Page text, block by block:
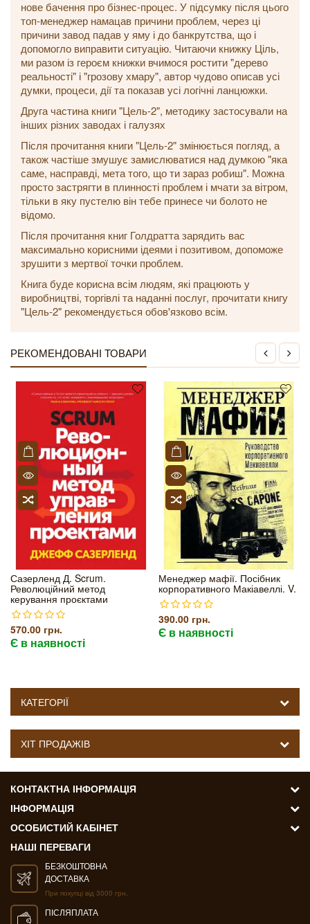
нове бачення про бізнес-процес. У підсумку після цього
топ-менеджер намацав причини проблем, через ці
причини завод падав у яму і до банкрутства, що і
допомогло виправити ситуацію. Читаючи книжку Ціль,
ми разом із героєм книжки вчимося ростити "дерево
реальності" і "грозову хмару", автор чудово описав усі
думки, процеси, дії та показав усі логічні ланцюжки.
Друга частина книги "Цель-2", методику застосували на
інших різних заводах і галузях
Після прочитання книги "Цель-2" змінюється погляд, а
також частіше змушує замислюватися над думкою "яка
саме, насправді, мета того, що ти зараз робиш". Можна
просто застрягти в плинності проблем і мчати за вітром,
тільки в яку пустелю він тебе принесе чи болото не
відомо.
Після прочитання книг Голдратта зарядить вас
максимально корисними ідеями і позитивом, допоможе
зрушити з мертвої точки проблем.
Книга буде корисна всім людям, які працюють у
виробництві, торгівлі та наданні послуг, прочитати книгу
"Цель-2" рекомендується обов'язково всім.
РЕКОМЕНДОВАНІ ТОВАРИ
Сазерленд Д. Scrum.
Революційний метод
керування проєктами
570.00 грн.
Є в наявності
Менеджер мафії. Посібник
корпоративного Макіавеллі. V.
390.00 грн.
Є в наявності
КАТЕГОРІЇ
ХІТ ПРОДАЖІВ
КОНТАКТНА ІНФОРМАЦІЯ
ІНФОРМАЦІЯ
ОСОБИСТИЙ КАБІНЕТ
НАШІ ПЕРЕВАГИ
БЕЗКОШТОВНА
ДОСТАВКА
При покупці від 3000 грн.
ПІСЛЯПЛАТА